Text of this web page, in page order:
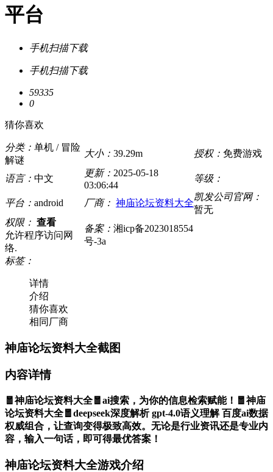
平台
手机扫描下载
手机扫描下载
59335
0
猜你喜欢
分类： 单机 / 冒险
解谜
大小： 39.29m 授权： 免费游戏
语言： 中文
更新： 2025-05-18
03:06:44
等级：
平台： android 厂商： 神庙论坛资料大全
凯发公司官网：
暂无
权限： 查看
允许程序访问网
络.
备案： 湘icp备2023018554
号-3a
标签：
详情
介绍
猜你喜欢
相同厂商
神庙论坛资料大全截图
内容详情
🧧神庙论坛资料大全🧧ai搜索，为你的信息检索赋能！🧧神庙
论坛资料大全🧧deepseek深度解析 gpt-4.0语义理解 百度ai数据
权威组合，让查询变得极致高效。无论是行业资讯还是专业内
容，输入一句话，即可得最优答案！
神庙论坛资料大全游戏介绍